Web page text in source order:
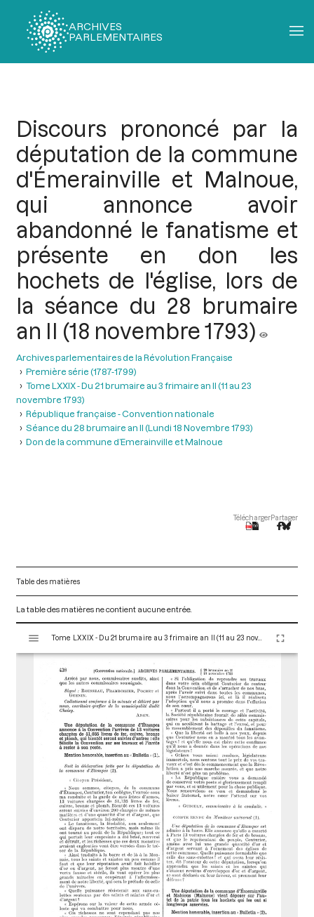
ARCHIVES
PARLEMENTAIRES
Discours prononcé par la
députation de la commune
d'Émerainville et Malnoue,
qui annonce avoir
abandonné le fanatisme et
présente en don les
hochets de l'église, lors de
la séance du 28 brumaire
an II (18 novembre 1793)
Archives parlementaires de la Révolution Française
Première série (1787-1799)
Tome LXXIX - Du 21 brumaire au 3 frimaire an II (11 au 23
novembre 1793)
République française - Convention nationale
Séance du 28 brumaire an II (Lundi 18 Novembre 1793)
Don de la commune d’Emerainville et Malnoue
TéléchargerPartager
Table des matières
La table des matières ne contient aucune entrée.
s
Tome LXXIX - Du 21 brumaire au 3 frimaire an II (11 au 23 novembre 1793)